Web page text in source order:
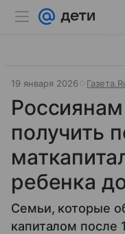
19 января 2026
получить
ребенка
Семьи, которые
капиталом после